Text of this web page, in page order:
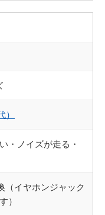
・ノイズが走る・
（イヤホンジャック
）